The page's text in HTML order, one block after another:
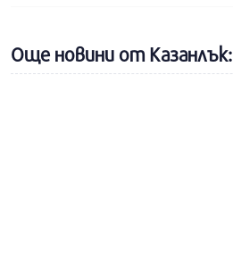
Още новини от Казанлък: